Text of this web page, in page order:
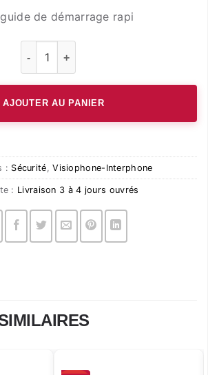
guide de démarrage rapi
AJOUTER AU PANIER
: Sécurité,Visiophone-Interphone
: Livraison 3 à 4 jours ouvrés